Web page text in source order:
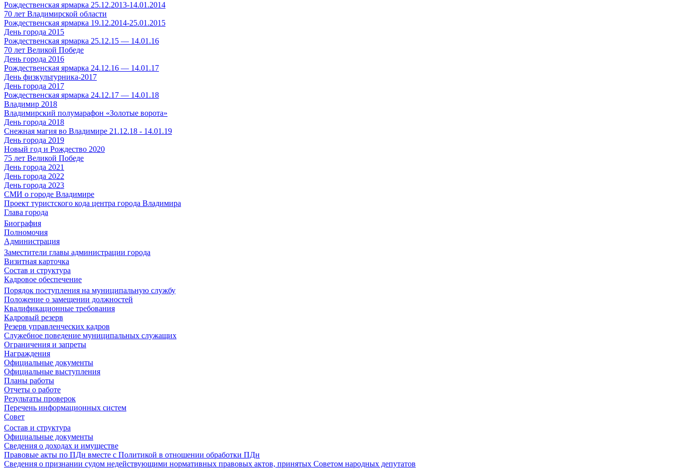
Рождественская ярмарка 25.12.2013-14.01.2014
70 лет Владимирской области
Рождественская ярмарка 19.12.2014-25.01.2015
День города 2015
Рождественская ярмарка 25.12.15 — 14.01.16
70 лет Великой Победе
День города 2016
Рождественская ярмарка 24.12.16 — 14.01.17
День физкультурника-2017
День города 2017
Рождественская ярмарка 24.12.17 — 14.01.18
Владимир 2018
Владимирский полумарафон «Золотые ворота»
День города 2018
Снежная магия во Владимире 21.12.18 - 14.01.19
День города 2019
Новый год и Рождество 2020
75 лет Великой Победе
День города 2021
День города 2022
День города 2023
СМИ о городе Владимире
Проект туристского кода центра города Владимира
Глава города
Биография
Полномочия
Администрация
Заместители главы администрации города
Визитная карточка
Состав и структура
Кадровое обеспечение
Порядок поступления на муниципальную службу
Положение о замещении должностей
Квалификационные требования
Кадровый резерв
Резерв управленческих кадров
Служебное поведение муниципальных служащих
Ограничения и запреты
Награждения
Официальные документы
Официальные выступления
Планы работы
Отчеты о работе
Результаты проверок
Перечень информационных систем
Совет
Состав и структура
Официальные документы
Сведения о доходах и имуществе
Правовые акты по ПДн вместе с Политикой в отношении обработки ПДн
Сведения о признании судом недействующими нормативных правовых актов, принятых Советом народных депутатов